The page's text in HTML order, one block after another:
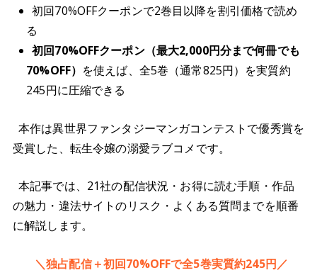
初回70%OFFクーポンで2巻目以降を割引価格で読め
る
初回70%OFFクーポン（最大2,000円分まで何冊でも
70%OFF） を使えば、全5巻（通常825円）を実質約
245円に圧縮できる
本作は異世界ファンタジーマンガコンテストで優秀賞を
受賞した、転生令嬢の溺愛ラブコメです。
本記事では、21社の配信状況・お得に読む手順・作品
の魅力・違法サイトのリスク・よくある質問までを順番
に解説します。
＼独占配信＋初回70%OFFで全5巻実質約245円／